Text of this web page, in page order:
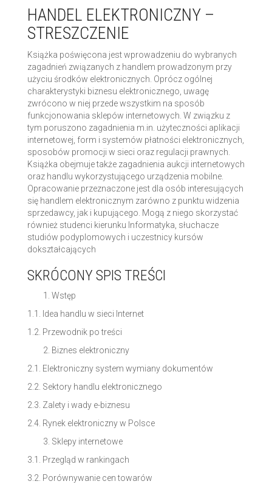
HANDEL ELEKTRONICZNY –
STRESZCZENIE
Książka poświęcona jest wprowadzeniu do wybranych
zagadnień związanych z handlem prowadzonym przy
użyciu środków elektronicznych. Oprócz ogólnej
charakterystyki biznesu elektronicznego, uwagę
zwrócono w niej przede wszystkim na sposób
funkcjonowania sklepów internetowych. W związku z
tym poruszono zagadnienia m.in. użyteczności aplikacji
internetowej, form i systemów płatności elektronicznych,
sposobów promocji w sieci oraz regulacji prawnych.
Książka obejmuje także zagadnienia aukcji internetowych
oraz handlu wykorzystującego urządzenia mobilne.
Opracowanie przeznaczone jest dla osób interesujących
się handlem elektronicznym zarówno z punktu widzenia
sprzedawcy, jak i kupującego. Mogą z niego skorzystać
również studenci kierunku Informatyka, słuchacze
studiów podyplomowych i uczestnicy kursów
dokształcających
SKRÓCONY SPIS TREŚCI
Wstęp
1.1. Idea handlu w sieci Internet
1.2. Przewodnik po treści
Biznes elektroniczny
2.1. Elektroniczny system wymiany dokumentów
2.2. Sektory handlu elektronicznego
2.3. Zalety i wady e-biznesu
2.4. Rynek elektroniczny w Polsce
Sklepy internetowe
3.1. Przegląd w rankingach
3.2. Porównywanie cen towarów